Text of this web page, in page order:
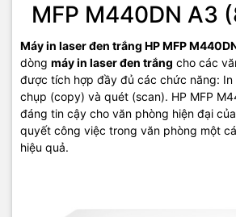
MFP M440DN A3
Máy in laser đen trắng HP MFP
dòng máy in laser đen trắng cho các
được tích hợp đầy đủ các chức năng: In
chụp (copy) và quét (scan). HP MFP
đáng tin cậy cho văn phòng hiện đại
quyết công việc trong văn phòng một
hiệu quả.
- Màn hình LCD 4 dòng.
- Chức năng: Sao chụp(copy) - In (Print) -
- Tốc độ: 24 trang / phút khổ A4.
- Độ phân giải: 600 dpi x 600 dpi, 1200
- Bộ nhớ tiêu chuẩn: 256MB.